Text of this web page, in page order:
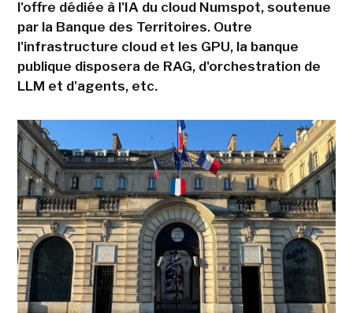
l'offre dédiée à l'IA du cloud Numspot, soutenue
par la Banque des Territoires. Outre
l'infrastructure cloud et les GPU, la banque
publique disposera de RAG, d'orchestration de
LLM et d'agents, etc.